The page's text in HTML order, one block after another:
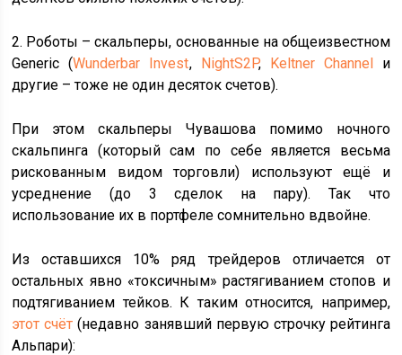
2. Роботы – скальперы, основанные на общеизвестном
Generic (Wunderbar Invest, NightS2P, Keltner Channelи
другие – тоже не один десяток счетов).
При этом скальперы Чувашова помимо ночного
скальпинга (который сам по себе является весьма
рискованным видом торговли) используют ещё и
усреднение (до 3 сделок на пару). Так что
использование их в портфеле сомнительно вдвойне.
Из оставшихся 10% ряд трейдеров отличается от
остальных явно «токсичным» растягиванием стопов и
подтягиванием тейков. К таким относится, например,
этот счёт (недавно занявший первую строчку рейтинга
Альпари):